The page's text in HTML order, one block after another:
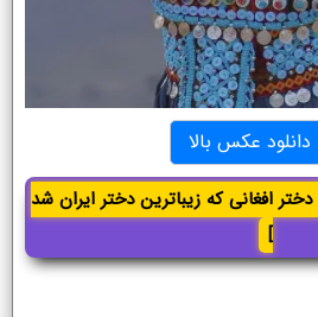
دانلود عکس بالا
افغانی که زیباترین دختر ایران شد
]